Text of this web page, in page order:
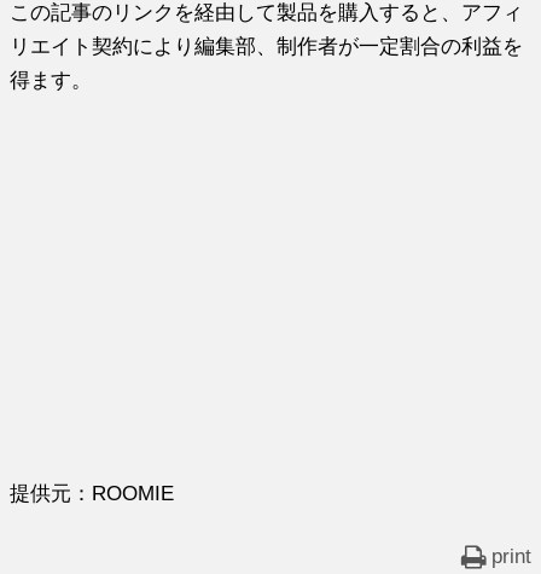
この記事のリンクを経由して製品を購入すると、アフィ
リエイト契約により編集部、制作者が一定割合の利益を
得ます。
提供元：ROOMIE
print